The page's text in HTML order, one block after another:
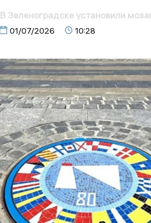
В Зеленоградске установили
01/07/2026 10:28